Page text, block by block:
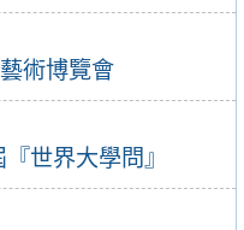
術博覽會
世界大學問』